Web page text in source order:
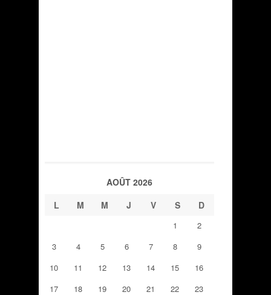
AOÛT 2026
L
M M J V S D
1
2
3
4 5 6 7 8
9
10
11 12 13 14 15
16
17
18 19 20 21 22
23